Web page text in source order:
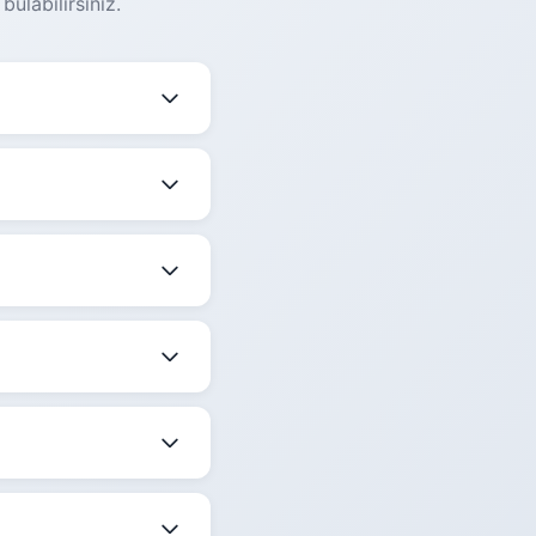
Güncel
birlikte
en uygun saati